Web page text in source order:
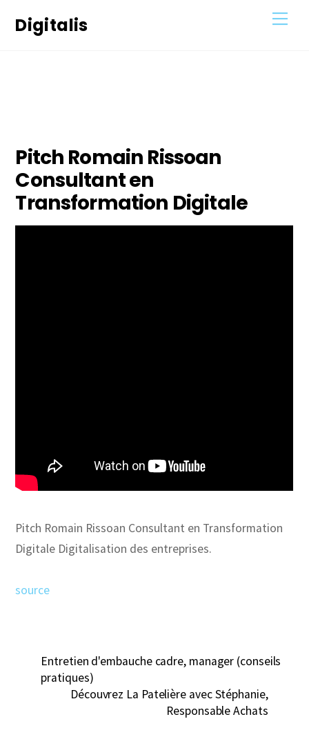
Digitalis
Pitch Romain Rissoan
Consultant en
Transformation Digitale
Pitch Romain Rissoan Consultant en Transformation
Digitale Digitalisation des entreprises.
source
Entretien d'embauche cadre, manager (conseils
pratiques)
Découvrez La Patelière avec Stéphanie,
Responsable Achats